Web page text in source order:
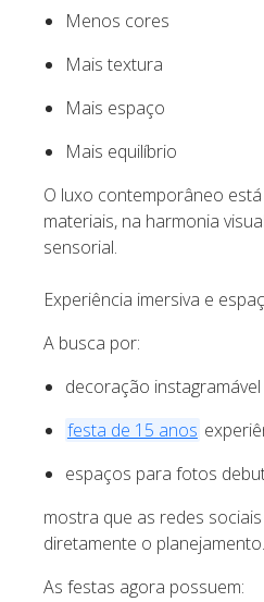
Menos cores
Mais textura
Mais espaço
Mais equilíbrio
O luxo contemporâneo
materiais, na harmonia
sensorial.
Experiência imersiva e
A busca por:
decoração
festa de 15 anos
espaços para fotos
mostra que as redes
diretamente o planejamento.
As festas agora possuem: